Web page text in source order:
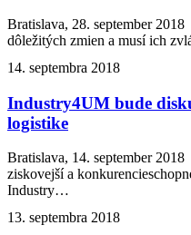
Bratislava, 28. september
dôležitých zmien a musí ich
14. septembra 2018
Industry4UM bude
logistike
Bratislava, 14. september
ziskovejší a
Industry…
13. septembra 2018